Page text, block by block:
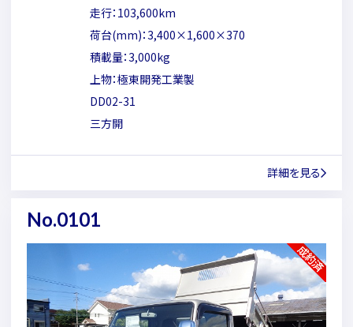
走行：103,600km
荷台(mm)：3,400×1,600×370
積載量：3,000kg
上物：極東開発工業製
DD02-31
三方開
詳細を見る
No.0101